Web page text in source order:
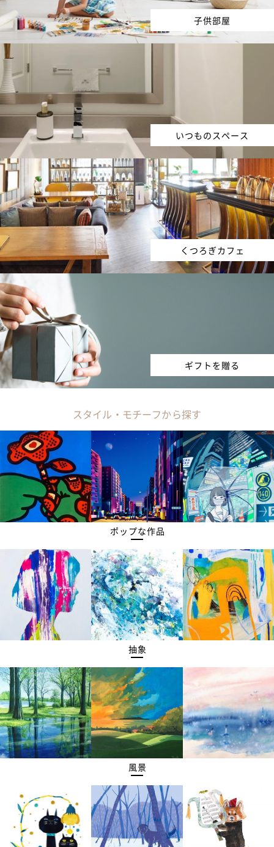
子供部屋
いつものスペース
くつろぎカフェ
ギフトを贈る
スタイル・モチーフから探す
ポップな作品
抽象
風景